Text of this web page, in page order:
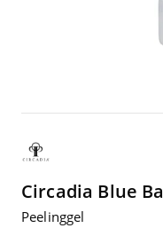
Circadia Blue
Pee­ling­gel